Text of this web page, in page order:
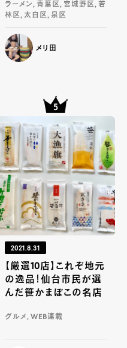
ラーメン, 青葉区, 宮城野区, 若
林区, 太白区, 泉区
メリ田
2021.8.31
【厳選10店】これぞ地元
の逸品！仙台市民が選
んだ笹かまぼこの名店
グルメ, WEB連載